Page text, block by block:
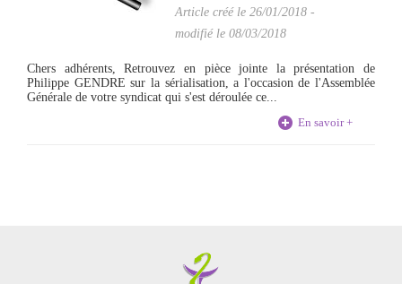
Article créé le 26/01/2018 -
modifié le 08/03/2018
Chers adhérents, Retrouvez en pièce jointe la présentation de
Philippe GENDRE sur la sérialisation, a l'occasion de l'Assemblée
Générale de votre syndicat qui s'est déroulée ce...
En savoir +